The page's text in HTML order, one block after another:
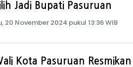
Jadi Bupati Pasuruan
20 November 2024 pukul 13:36 WIB
Kota Pasuruan